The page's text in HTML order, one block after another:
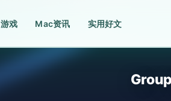
游戏 Mac资讯 实用好文